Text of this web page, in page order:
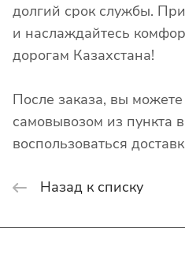
долгий срок службы.
и наслаждайтесь
дорогам Казахстана!
После заказа, вы
самовывозом из пункта
воспользоваться
Назад к списку